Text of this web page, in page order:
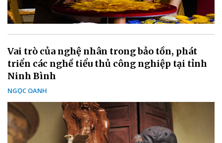
Vai trò của nghệ nhân trong bảo tồn, phát
triển các nghề tiểu thủ công nghiệp tại tỉnh
Ninh Bình
NGỌC OANH